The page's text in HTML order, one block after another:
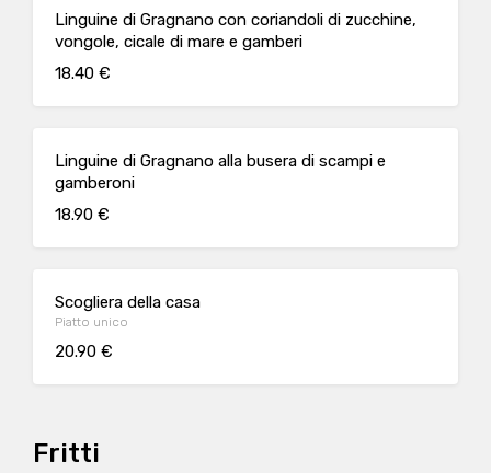
Linguine di Gragnano con coriandoli di zucchine,
vongole, cicale di mare e gamberi
18.40 €
Linguine di Gragnano alla busera di scampi e
gamberoni
18.90 €
Scogliera della casa
Piatto unico
20.90 €
Fritti